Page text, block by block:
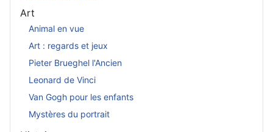
Art
Animal en vue
Art : regards et jeux
Pieter Brueghel l'Ancien
Leonard de Vinci
Van Gogh pour les enfants
Mystères du portrait